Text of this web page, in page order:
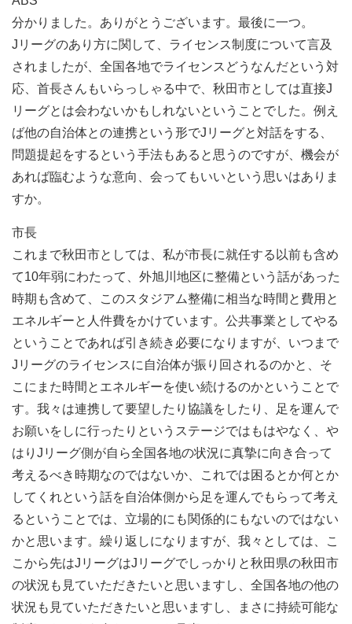
分かりました。ありがとうございます。最後に一つ。
Jリーグのあり方に関して、ライセンス制度について言及
されましたが、全国各地でライセンスどうなんだという対
応、首長さんもいらっしゃる中で、秋田市としては直接J
リーグとは会わないかもしれないということでした。例え
ば他の自治体との連携という形でJリーグと対話をする、
問題提起をするという手法もあると思うのですが、機会が
あれば臨むような意向、会ってもいいという思いはありま
すか。
市長
これまで秋田市としては、私が市長に就任する以前も含め
て10年弱にわたって、外旭川地区に整備という話があった
時期も含めて、このスタジアム整備に相当な時間と費用と
エネルギーと人件費をかけています。公共事業としてやる
ということであれば引き続き必要になりますが、いつまで
Jリーグのライセンスに自治体が振り回されるのかと、そ
こにまた時間とエネルギーを使い続けるのかということで
す。我々は連携して要望したり協議をしたり、足を運んで
お願いをしに行ったりというステージではもはやなく、や
はりJリーグ側が自ら全国各地の状況に真摯に向き合って
考えるべき時期なのではないか、これでは困るとか何とか
してくれという話を自治体側から足を運んでもらって考え
るということでは、立場的にも関係的にもないのではない
かと思います。繰り返しになりますが、我々としては、こ
こから先はJリーグはJリーグでしっかりと秋田県の秋田市
の状況も見ていただきたいと思いますし、全国各地の他の
状況も見ていただきたいと思いますし、まさに持続可能な